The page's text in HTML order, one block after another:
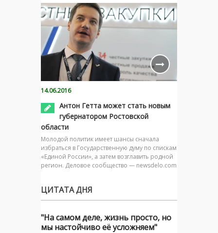
14.06.2016
Антон Гетта может стать новым
губернатором Ростовской
области
Молодой политик имеет шансы сначала
избраться в Государственную думу по спискам
«Единой России», а затем возглавить родной
регион. Деловое сообщество — newsdelo.com
ЦИТАТА ДНЯ
"На самом деле, жизнь просто, но
мы настойчиво её усложняем"